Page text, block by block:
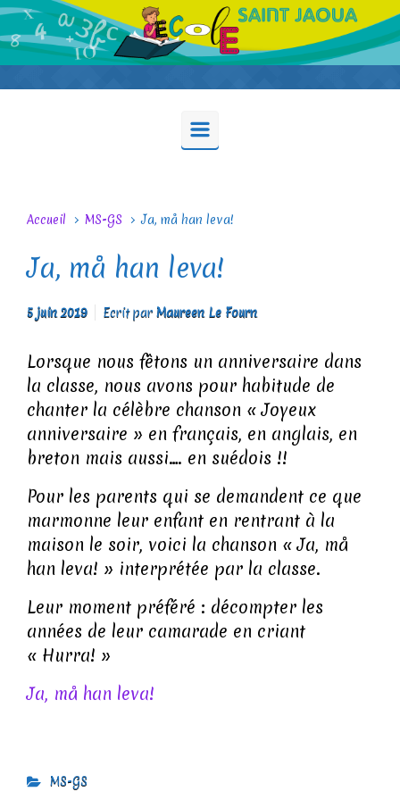
Skip to main content
Accueil MS-GS Ja, må han leva!
Ja, må han leva!
5 juin 2019 Ecrit par Maureen Le Fourn
Lorsque nous fêtons un anniversaire dans
la classe, nous avons pour habitude de
chanter la célèbre chanson « Joyeux
anniversaire » en français, en anglais, en
breton mais aussi…. en suédois !!
Pour les parents qui se demandent ce que
marmonne leur enfant en rentrant à la
maison le soir, voici la chanson « Ja, må
han leva! » interprétée par la classe.
Leur moment préféré : décompter les
années de leur camarade en criant
« Hurra! »
Ja, må han leva!
MS-GS